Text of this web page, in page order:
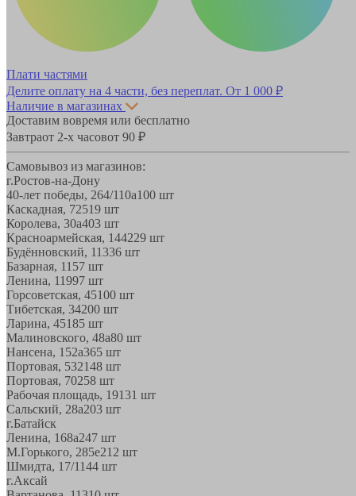
Плати частями
Делите оплату на 4 части, без переплат. От 1 000 ₽
Наличие в магазинах
Доставим вовремя или бесплатно
Завтраот 2-х часовот 90 ₽
Самовывоз из магазинов:
г.Ростов-на-Дону
40-лет победы, 264/110а100 шт
Каскадная, 72519 шт
Королева, 30а403 шт
Красноармейская, 144229 шт
Будённовский, 11336 шт
Базарная, 11 57 шт
Ленина, 11997 шт
Горсоветская, 45100 шт
Тибетская, 34200 шт
Ларина, 45185 шт
Малиновского, 48а80 шт
Нансена, 152а365 шт
Портовая, 532148 шт
Портовая, 70258 шт
Рабочая площадь, 19131 шт
Сальский, 28a203 шт
г.Батайск
Ленина, 168а247 шт
М.Горького, 285е212 шт
Шмидта, 17/1144 шт
г.Аксай